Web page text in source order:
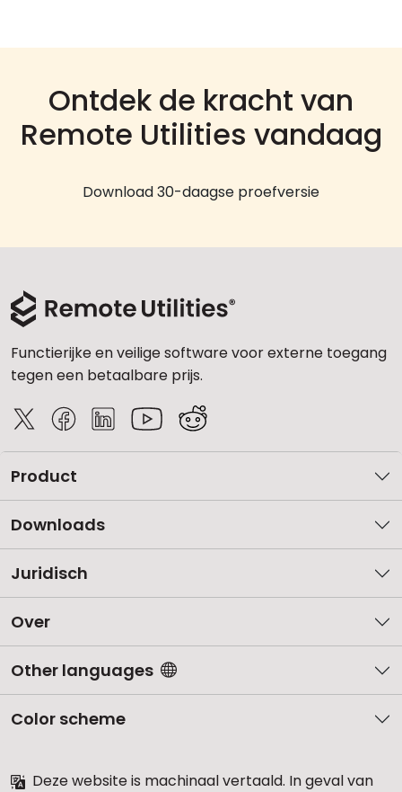
Ontdek de kracht van
Remote Utilities vandaag
Download 30-daagse proefversie
Functierijke en veilige software voor externe toegang
tegen een betaalbare prijs.
Product
Downloads
Juridisch
Over
Other languages
Color scheme
Deze website is machinaal vertaald. In geval van